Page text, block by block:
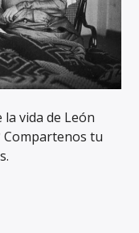
vida de León
Compartenos tu